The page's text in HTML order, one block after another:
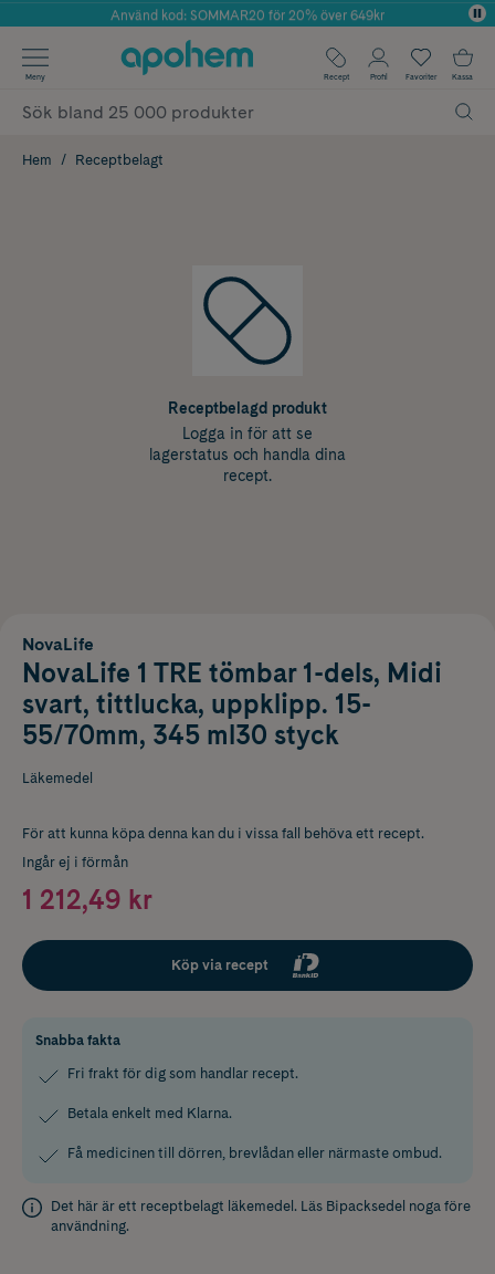
Årets Butik 2025 inom Skönhet
Använd kod: SOMMAR20 för 20% över 649kr
✓ Fri frakt
✓ Poäng på alla köp*
Meny Recept Profil Favoriter Kassa
Hem Receptbelagt
Receptbelagd produkt
Logga in för att se
lagerstatus och handla dina
recept.
NovaLife
NovaLife 1 TRE tömbar 1-dels, Midi
svart, tittlucka, uppklipp. 15-
55/70mm, 345 ml30 styck
Läkemedel
För att kunna köpa denna kan du i vissa fall behöva ett recept.
Ingår ej i förmån
1 212,49 kr
Köp via recept
Snabba fakta
Fri frakt för dig som handlar recept.
Betala enkelt med Klarna.
Få medicinen till dörren, brevlådan eller närmaste ombud.
Det här är ett receptbelagt läkemedel. Läs Bipacksedel noga före
användning.